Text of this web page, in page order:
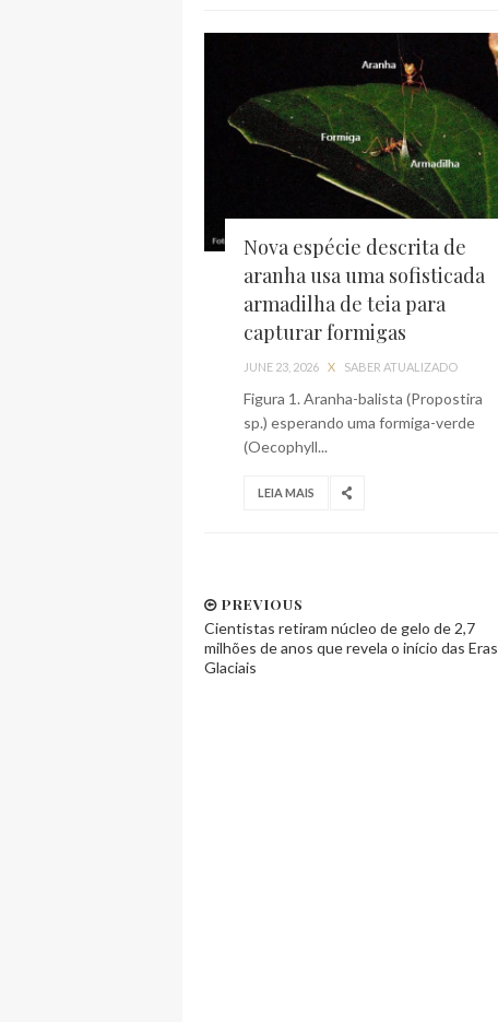
Nova espécie descrita de
aranha usa uma sofisticada
armadilha de teia para
capturar formigas
JUNE 23, 2026 X SABER ATUALIZADO
Figura 1. Aranha-balista (Propostira
sp.) esperando uma formiga-verde
(Oecophyll...
LEIA MAIS
PREVIOUS
Cientistas retiram núcleo de gelo de 2,7
milhões de anos que revela o início das Eras
Glaciais